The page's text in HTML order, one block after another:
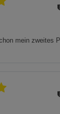
mein zweites